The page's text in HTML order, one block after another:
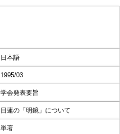
日本語
1995/03
学会発表要旨
日蓮の「明鏡」について
単著